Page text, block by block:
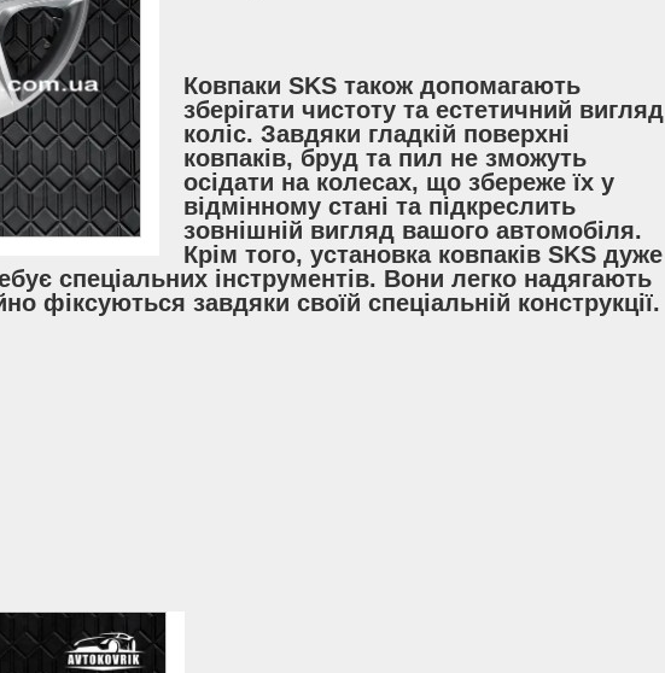
Ковпаки SKS також допомагають
зберігати чистоту та естетичний вигляд
коліс. Завдяки гладкій поверхні
ковпаків, бруд та пил не зможуть
осідати на колесах, що збереже їх у
відмінному стані та підкреслить
зовнішній вигляд вашого автомобіля.
Крім того, установка ковпаків SKS дуже
спеціальних інструментів. Вони легко надягають
фіксуються завдяки своїй спеціальній конструкції.